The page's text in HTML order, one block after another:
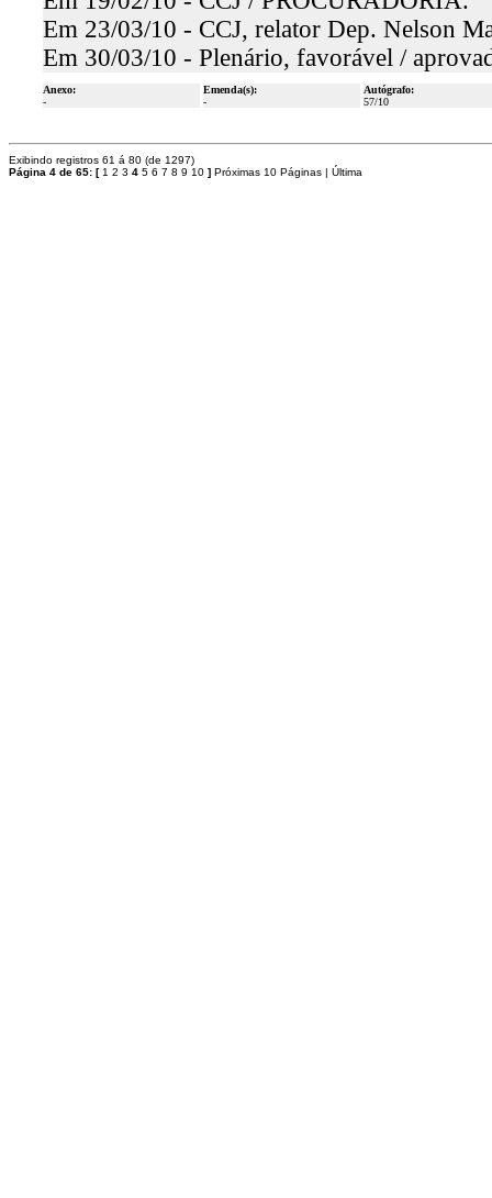
Em 23/03/10 - CCJ, relator Dep. Nelson
Em 30/03/10 - Plenário, favorável /
Anexo:
-
Emenda(s):
-
Autógrafo:
57/10
Exibindo registros 61 á 80 (de 1297)
Página 4 de 65: [ 1 2 3 4 5 6 7 8 9 10 ] Próximas 10 Páginas | Última